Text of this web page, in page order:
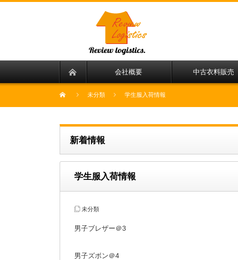
会社概要 中古衣料販売
未分類 学生服入荷情報
新着情報
学生服入荷情報
未分類
男子ブレザー＠3
男子ズボン＠4